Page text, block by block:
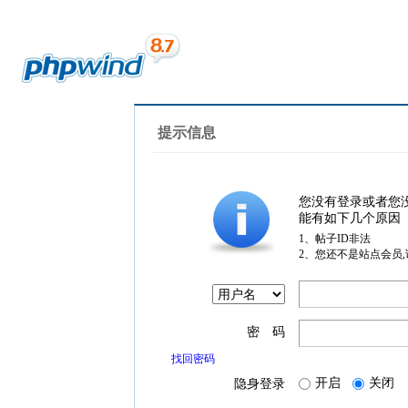
提示信息
您没有登录或者您
能有如下几个原因
1、帖子ID非法
2、您还不是站点会员
密 码
找回密码
隐身登录 开启 关闭